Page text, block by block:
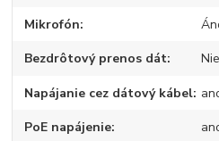
Mikrofón
Bezdrôtový prenos dát Nie
Napájanie cez dátový kábel
PoE napájenie